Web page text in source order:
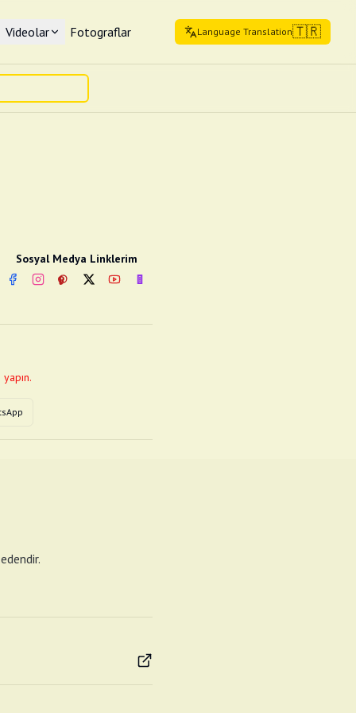
Videolar Fotograflar Language Translation🇹🇷
Sosyal Medya Linklerim
FacebookInstagram
PinterestTwitterYouTubenextsosyal